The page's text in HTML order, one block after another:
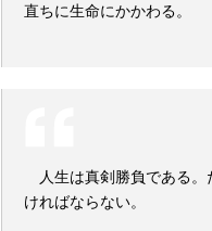
直ちに生命にかかわる。
人生は真剣勝負である。
ければならない。